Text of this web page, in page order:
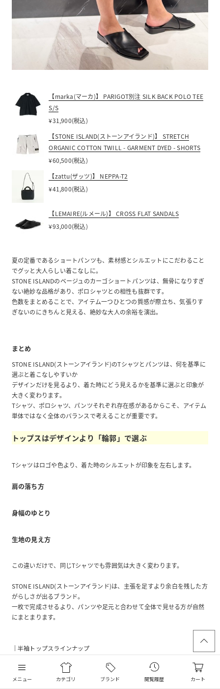
メニュー カテゴリ ブランド 閲覧履歴 カート
【marka(マーカ)】 PARIGOT別注 SILK BACK POLO TEE
S/S
¥31,900(税込)
【STONE ISLAND(ストーンアイランド)】 STRETCH
ORGANIC COTTON TWILL - GARMENT DYED - SHORTS
¥60,500(税込)
【zattu(ザッツ)】 NEPPA-T2
¥41,800(税込)
【LEMAIRE(ルメール)】 CROSS FLAT SANDALS
¥93,000(税込)
夏の定番であるショートパンツも、素材感とシルエットにこだわること
でグッと大人らしい着こなしに。
STONE ISLANDのベージュのカーゴショートパンツは、無骨になりすぎ
ない絶妙な品格があり、ポロシャツとの相性も抜群です。
色数をまとめることで、アイテム一つひとつの質感が際立ち、気張りす
ぎないのにきちんと見える、絶妙な大人の余裕を演出。
まとめ
STONE ISLAND(ストーンアイランド)のTシャツとパンツは、何を基準に
選ぶと着こなしやすいか
デザインだけを見るより、着た時にどう見えるかを基準に選ぶと印象が
大きく変わります。
Tシャツ、ポロシャツ、パンツそれぞれ存在感があるからこそ、アイテム
単体ではなく全体のバランスで考えることが重要です。
トップスはデザインより「輪郭」で選ぶ
Tシャツはロゴや色より、着た時のシルエットが印象を左右します。
肩の落ち方
身幅のゆとり
生地の見え方
この違いだけで、同じTシャツでも雰囲気は大きく変わります。
STONE ISLAND(ストーンアイランド)は、主張を足すより余白を残した方
がらしさが出るブランド。
一枚で完成させるより、パンツや足元と合わせて全体で見せる方が自然
にまとまります。
｜半袖トップスラインナップ